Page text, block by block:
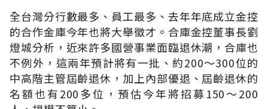
全台灣分行數最多、員工最多、去年年底成立金控
的合作金庫今年也將大舉徵才。合庫金控董事長劉
燈城分析，近來許多國營事業面臨退休潮，合庫也
不例外，這兩年預計將有一批、約200～300位的
中高階主管屆齡退休，加上內部優退、屆齡退休的
名額也有200多位，預估今年將招募150～200